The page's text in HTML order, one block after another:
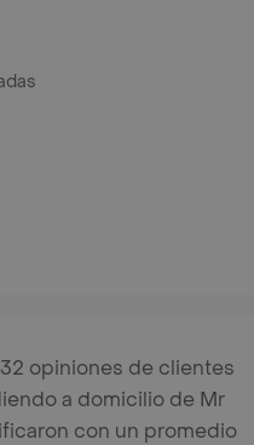
opiniones de clientes
a domicilio de Mr
con un promedio